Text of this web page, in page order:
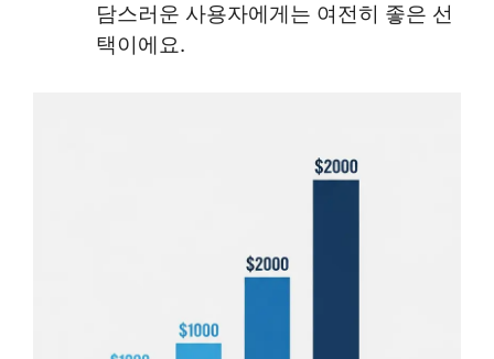
담스러운 사용자에게는 여전히 좋은 선
택이에요.